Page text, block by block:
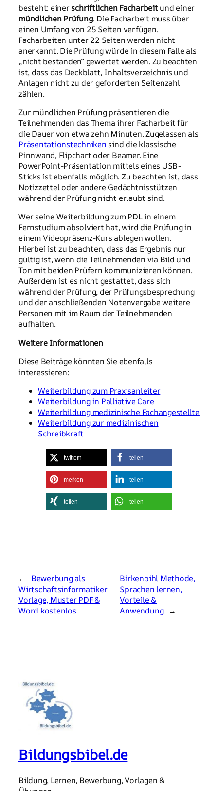
besteht: einerschriftlichen Facharbeitund einer
mündlichen Prüfung. Die Facharbeit muss über
einen Umfang von 25 Seiten verfügen.
Facharbeiten unter 22 Seiten werden nicht
anerkannt. Die Prüfung würde in diesem Falle als
„nicht bestanden“ gewertet werden. Zu beachten
ist, dass das Deckblatt, Inhaltsverzeichnis und
Anlagen nicht zu der geforderten Seitenzahl
zählen.
Zur mündlichen Prüfung präsentieren die
Teilnehmenden das Thema ihrer Facharbeit für
die Dauer von etwa zehn Minuten. Zugelassen als
Präsentationstechniken sind die klassische
Pinnwand, Flipchart oder Beamer. Eine
PowerPoint-Präsentation mittels eines USB-
Sticks ist ebenfalls möglich. Zu beachten ist, dass
Notizzettel oder andere Gedächtnisstützen
während der Prüfung nicht erlaubt sind.
Wer seine Weiterbildung zum PDL in einem
Fernstudium absolviert hat, wird die Prüfung in
einem Videopräsenz-Kurs ablegen wollen.
Hierbei ist zu beachten, dass das Ergebnis nur
gültig ist, wenn die Teilnehmenden via Bild und
Ton mit beiden Prüfern kommunizieren können.
Außerdem ist es nicht gestattet, dass sich
während der Prüfung, der Prüfungsbesprechung
und der anschließenden Notenvergabe weitere
Personen mit im Raum der Teilnehmenden
aufhalten.
Weitere Informationen
Diese Beiträge könnten Sie ebenfalls
interessieren:
Weiterbildung zum Praxisanleiter
Weiterbildung in Palliative Care
Weiterbildung medizinische Fachangestellte
Weiterbildung zur medizinischen
Schreibkraft
twittern teilen
merken teilen
teilen teilen
←
Bewerbung als
Wirtschaftsinformatiker
Vorlage, Muster PDF &
Word kostenlos
Birkenbihl Methode,
Sprachen lernen,
Vorteile &
Anwendung →
Bildungsbibel.de
Bildung, Lernen, Bewerbung, Vorlagen &